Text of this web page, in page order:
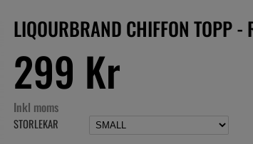
LIQOURBRAND CHIFFON TOPP -
299 Kr
Inkl moms
STORLEKAR